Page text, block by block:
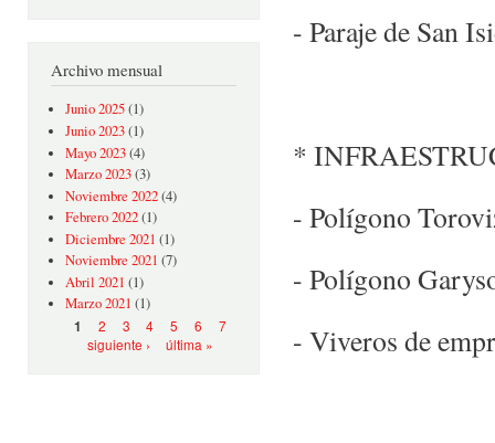
Archivo mensual
Junio 2025(1)
Junio 2023(1)
Mayo 2023(4)
Marzo 2023(3)
Noviembre 2022(4)
Febrero 2022(1)
Diciembre 2021 (1)
Noviembre 2021 (7)
Abril 2021 (1)
Marzo 2021 (1)
Páginas
1 2 3 4 5 6
7
siguiente ›
última »
- Paraje de San
*
- Polígono
- Polígono
- Viveros de